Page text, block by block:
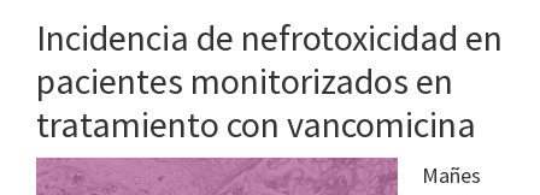
Incidencia de nefrotoxicidad en
pacientes monitorizados en
tratamiento con vancomicina
Mañes